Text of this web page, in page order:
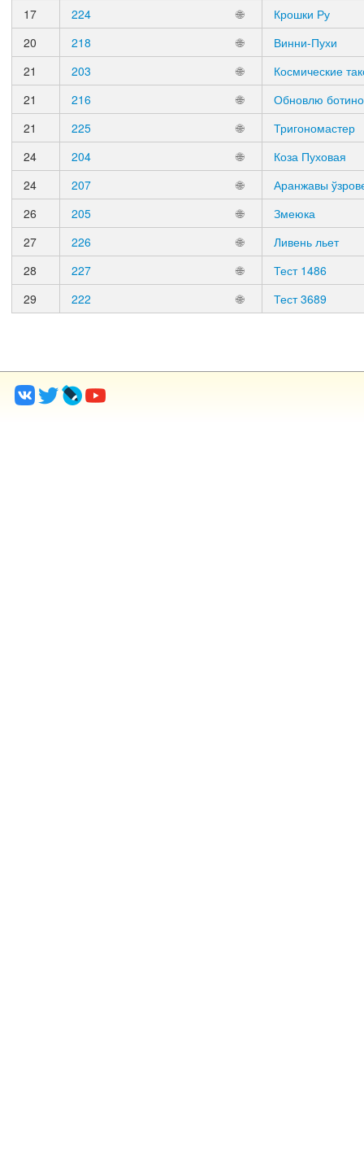
17
224 🌐
Крошки Ру
20
218 🌐
Винни-Пухи
21
203 🌐
Космические
21
216 🌐
Обновлю
21
225 🌐
Тригономастер
24
204 🌐
Коза Пуховая
24
207 🌐
Аранжавы
26
205 🌐
Змеюка
27
226 🌐
Ливень льет
28
227 🌐
Тест 1486
29
222 🌐 Тест 3689